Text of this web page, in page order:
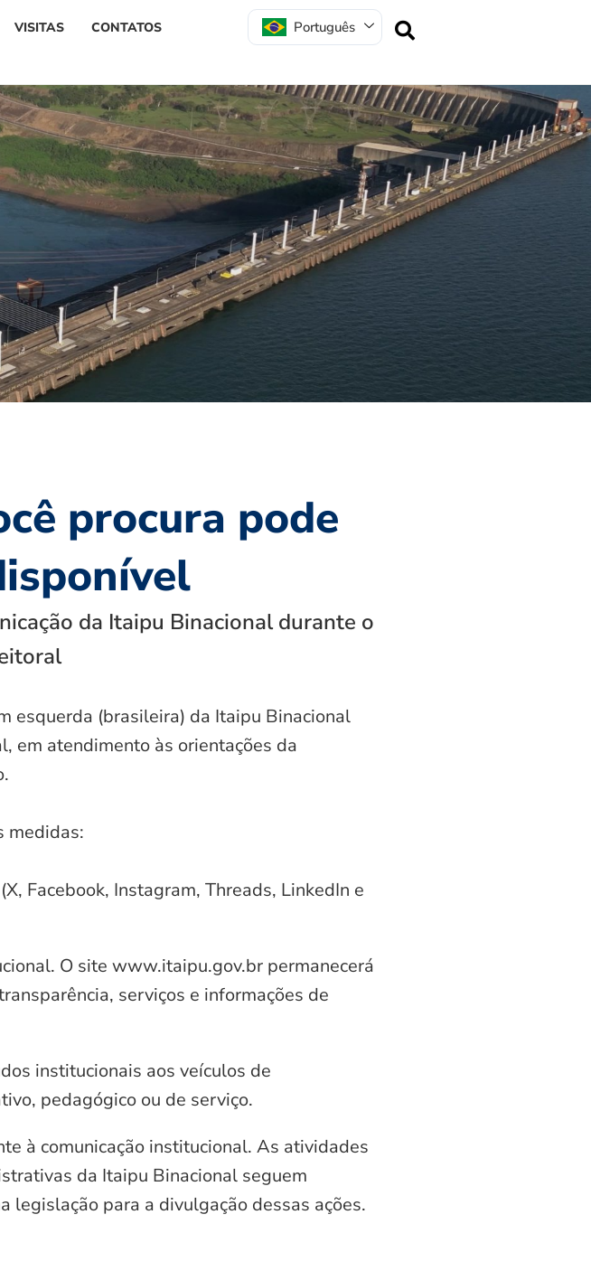
VISITAS CONTATOS Português
procura pode
da Itaipu Binacional durante o
esquerda (brasileira) da Itaipu Binacional
em atendimento às orientações da
medidas:
Facebook, Instagram, Threads, LinkedIn e
O site www.itaipu.gov.br permanecerá
serviços e informações de
institucionais aos veículos de
pedagógico ou de serviço.
à comunicação institucional. As atividades
da Itaipu Binacional seguem
legislação para a divulgação dessas ações.